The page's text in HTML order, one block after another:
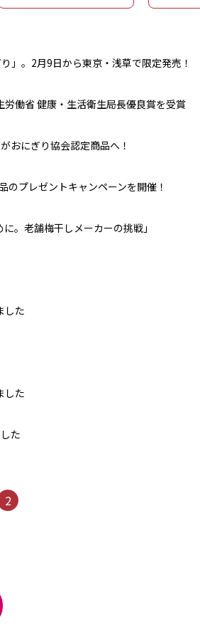
」。2月9日から東京・浅草で限定発売！
働省 健康・生活衛生局長優良賞を受賞
おにぎり協会認定商品へ！
プレゼントキャンペーンを開催！
。老舗梅干しメーカーの挑戦」
した
した
た
2